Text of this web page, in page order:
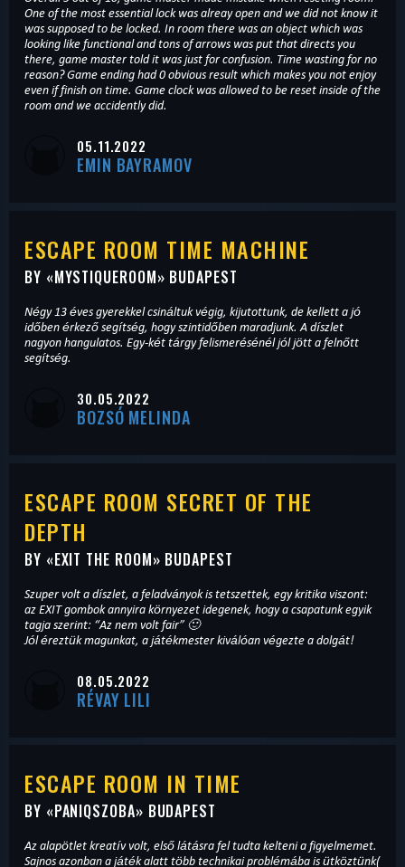
One of the most essential lock was alreay open and we did not know it
was supposed to be locked. In room there was an object which was
looking like functional and tons of arrows was put that directs you
there, game master told it was just for confusion. Time wasting for no
reason? Game ending had 0 obvious result which makes you not enjoy
even if finish on time. Game clock was allowed to be reset inside of the
room and we accidently did.
05.11.2022
EMIN BAYRAMOV
ESCAPE ROOM TIME MACHINE
BY «MYSTIQUEROOM» BUDAPEST
Négy 13 éves gyerekkel csináltuk végig, kijutottunk, de kellett a jó
időben érkező segítség, hogy szintidőben maradjunk. A díszlet
nagyon hangulatos. Egy-két tárgy felismerésénél jól jött a felnőtt
segítség.
30.05.2022
BOZSÓ MELINDA
ESCAPE ROOM SECRET OF THE
DEPTH
BY «EXIT THE ROOM» BUDAPEST
Szuper volt a díszlet, a feladványok is tetszettek, egy kritika viszont:
az EXIT gombok annyira környezet idegenek, hogy a csapatunk egyik
tagja szerint: “Az nem volt fair” 🙂
Jól éreztük magunkat, a játékmester kiválóan végezte a dolgát!
08.05.2022
RÉVAY LILI
ESCAPE ROOM IN TIME
BY «PANIQSZOBA» BUDAPEST
Az alapötlet kreatív volt, első látásra fel tudta kelteni a figyelmemet.
Sajnos azonban a játék alatt több technikai problémába is ütköztünk(